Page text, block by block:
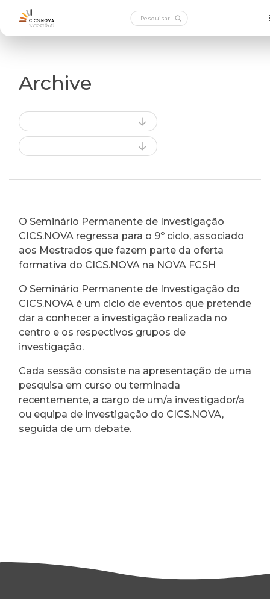
Archive
O Seminário Permanente de Investigação
CICS.NOVA regressa para o 9º ciclo, associado
aos Mestrados que fazem parte da oferta
formativa do CICS.NOVA na NOVA FCSH
O Seminário Permanente de Investigação do
CICS.NOVA é um ciclo de eventos que pretende
dar a conhecer a investigação realizada no
centro e os respectivos grupos de
investigação.
Cada sessão consiste na apresentação de uma
pesquisa em curso ou terminada
recentemente, a cargo de um/a investigador/a
ou equipa de investigação do CICS.NOVA,
seguida de um debate.